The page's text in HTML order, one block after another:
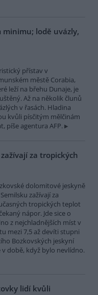
lodě uvázly,
přístav v
městě Corabia,
leží na břehu Dunaje, je
Až na několik člunů
v řasách. Hladina
kvůli písčitým mělčinám
píše agentura AFP.
za tropických
dolomitové jeskyně
zažívají za
tropických teplot
nápor. Jde sice o
z nejchladnějších míst v
mezi 7,5 až devíti stupni
Bozkovských jeskyní
době, když bylo nevlídno.
lidí kvůli